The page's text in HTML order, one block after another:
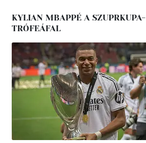
KYLIAN MBAPPÉ A SZUPRKUPA-
TRÓFEÁFAL